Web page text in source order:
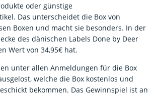
oder günstige
Das unterscheidet die Box von
Boxen und macht sie besonders. In der
des dänischen Labels Done by Deer
Wert von 34,95€ hat.
unter allen Anmeldungen für die Box
welche die Box kostenlos und
bekommen. Das Gewinnspiel ist an